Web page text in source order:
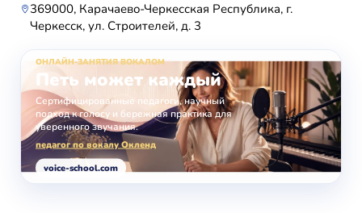
369000, Карачаево-Черкесская Республика, г.
Черкесск, ул. Строителей, д. 3
ОНЛАЙН-ЗАНЯТИЯ ВОКАЛОМ
Петь может каждый
Сертифицированные педагоги, научный
подход к голосу и бережная практика для
уверенного звучания.
педагог по вокалу Окленд
voice-school.com